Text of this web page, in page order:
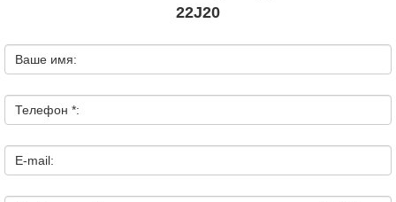
22J20
Ваше имя:
Телефон *:
E-mail: